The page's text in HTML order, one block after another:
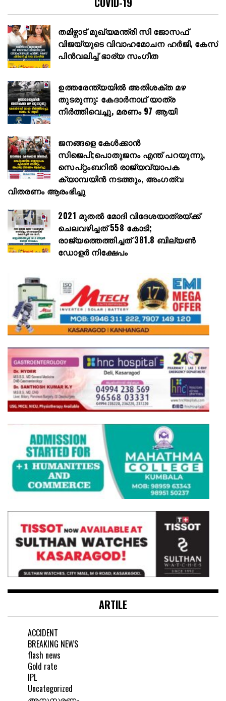
തമിഴ്നാട് മുഖ്യമന്ത്രി സി ജോസഫ്
വിജയ്‌യുടെ വിവാഹമോചന ഹർജി, കേസ്
പിൻവലിച്ച് ഭാര്യ സംഗീത
ഉത്തരേന്ത്യയിൽ അതിശക്ത മഴ
തുടരുന്നു: കേദാർനാഥ് യാത്ര
നിർത്തിവെച്ചു, മരണം 97 ആയി
ജനങ്ങളെ കേൾക്കാൻ
സിജെപി;പൊതുജനം എന്ത് പറയുന്നു,
സെപ്റ്റംബറിൽ രാജ്യവ്യാപക
ക്യാമ്പയിൻ നടത്തും, അംഗത്വ
വിതരണം ആരംഭിച്ചു
2021 മുതൽ മോദി വിദേശയാത്രയ്ക്ക്
ചെലവഴിച്ചത് 558 കോടി;
രാജ്യത്തെത്തിച്ചത് 381.8 ബില്യൺ
ഡോളർ നിക്ഷേപം
ARTILE
ACCIDENT
BREAKING NEWS
flash news
Gold rate
IPL
Uncategorized